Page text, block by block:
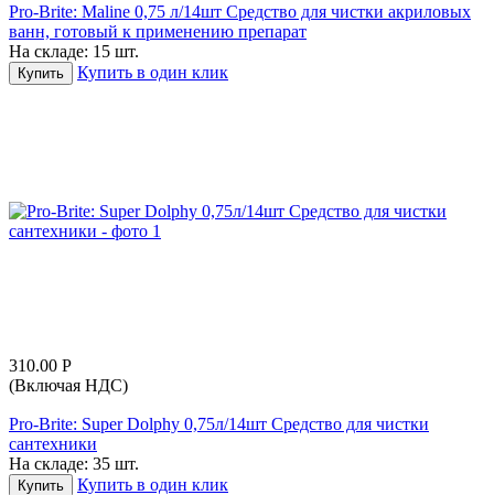
Pro-Brite: Maline 0,75 л/14шт Средство для чистки акриловых
ванн, готовый к применению препарат
На складе: 15 шт.
Купить Купить в один клик
310.00 Р
(Включая НДС)
Pro-Brite: Super Dolphy 0,75л/14шт Средство для чистки
сантехники
На складе: 35 шт.
Купить Купить в один клик